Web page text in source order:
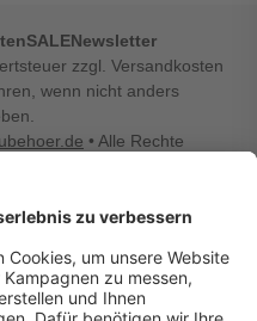
SALENewsletter
zzgl. Versandkosten
wenn nicht anders
• Alle Rechte
Qualität für Ihr Office
passenden Druckerzubehör
den Computer oder Ihr
genau